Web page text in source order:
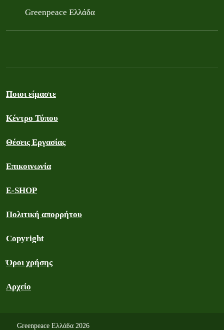
Greenpeace Ελλάδα
Ποιοι είμαστε
Κέντρο Τύπου
Θέσεις Εργασίας
Επικοινωνία
E-SHOP
Πολιτική απορρήτου
Copyright
Όροι χρήσης
Αρχείο
Greenpeace Ελλάδα 2026